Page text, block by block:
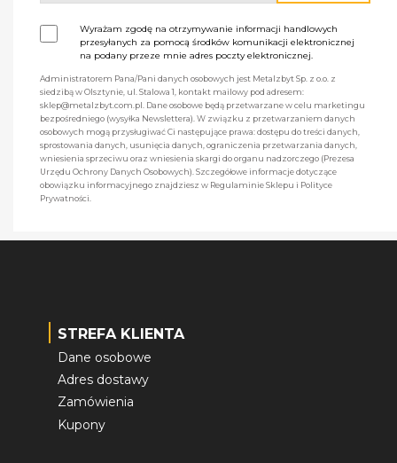
Wyrażam zgodę na otrzymywanie informacji handlowych
przesyłanych za pomocą środków komunikacji elektronicznej
na podany przeze mnie adres poczty elektronicznej.
Administratorem Pana/Pani danych osobowych jest Metalzbyt Sp. z o.o. z
siedzibą w Olsztynie, ul. Stalowa 1, kontakt mailowy pod adresem:
sklep@metalzbyt.com.pl. Dane osobowe będą przetwarzane w celu marketingu
bezpośredniego (wysyłka Newslettera). W związku z przetwarzaniem danych
osobowych mogą przysługiwać Ci następujące prawa: dostępu do treści danych,
sprostowania danych, usunięcia danych, ograniczenia przetwarzania danych,
wniesienia sprzeciwu oraz wniesienia skargi do organu nadzorczego (Prezesa
Urzędu Ochrony Danych Osobowych). Szczegółowe informacje dotyczące
obowiązku informacyjnego znajdziesz w Regulaminie Sklepu i Polityce
Prywatności.
STREFA KLIENTA
Dane osobowe
Adres dostawy
Zamówienia
Kupony